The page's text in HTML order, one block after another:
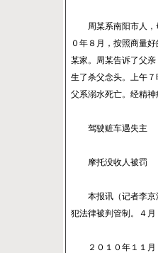
周某系南阳市人，母
０年８月，按照商量
某家。周某告诉了父
生了杀父念头。上午
父系溺水死亡。经精
驾驶赃车遇失主
摩托没收人被罚
本报讯（记者李京洋
犯法律被判管制。４
２０１０年１１月，